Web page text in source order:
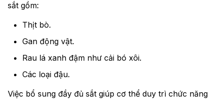
sắt gồm:
Thịt bò.
Gan động vật.
Rau lá xanh đậm như cải bó xôi.
Các loại đậu.
Việc bổ sung đầy đủ sắt giúp cơ thể duy trì chức năng